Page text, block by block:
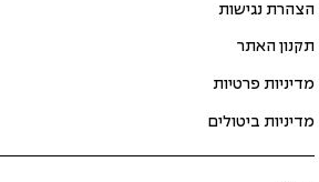
הצהרת נגישות
תקנון האתר
מדיניות פרטיות
מדיניות ביטולים